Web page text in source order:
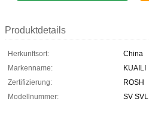
Produktdetails
Herkunftsort:
China
Markenname:
KUAILI
Zertifizierung:
ROSH
Modellnummer:
SV SVL